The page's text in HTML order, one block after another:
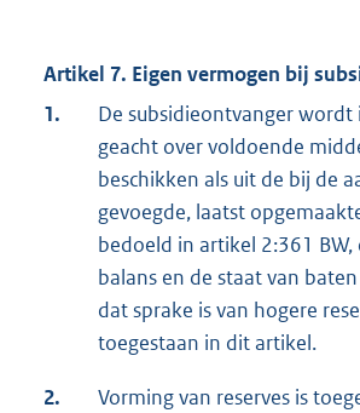
Artikel 7. Eigen vermogen bij
1.
De subsidieontvanger wordt
geacht over voldoende
beschikken als uit de bij de
gevoegde, laatst
bedoeld in artikel 2:361 BW,
balans en de staat van
dat sprake is van hogere
toegestaan in dit artikel.
2.
Vorming van reserves is